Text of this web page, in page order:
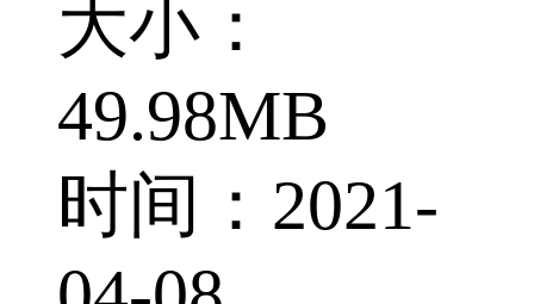
大小：
49.98MB
时间：2021-